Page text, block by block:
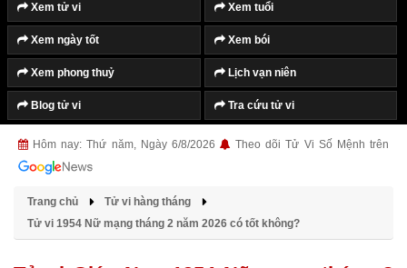
Xem tử vi Xem tuổi
Xem ngày tốt Xem bói
Xem phong thuỷ Lịch vạn niên
Blog tử vi Tra cứu tử vi
Hôm nay: Thứ năm, Ngày 6/8/2026 Theo dõi Tử Vi Số Mệnh trên
Trang chủ
Tử vi hàng tháng
Tử vi 1954 Nữ mạng tháng 2 năm 2026 có tốt không?